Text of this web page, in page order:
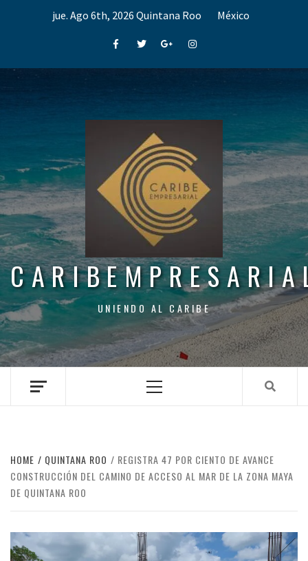
jue. Ago 6th, 2026 Quintana Roo México
FacebookTwitterGoogle+Instagram
UNIENDO AL CARIBE
Menu
HOME QUINTANA ROO
REGISTRA 47 POR CIENTO DE AVANCE
CONSTRUCCIÓN DEL CAMINO DE ACCESO AL MAR DE LA ZONA MAYA
DE QUINTANA ROO